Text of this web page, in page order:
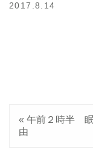
2017.8.14
« 午前２時半
由